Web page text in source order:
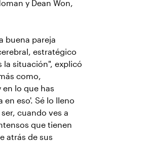
y Dean Won,
buena pareja
estratégico
la situación", explicó
como,
en lo que has
eso'. Sé lo lleno
cuando ves a
que tienen
atrás de sus